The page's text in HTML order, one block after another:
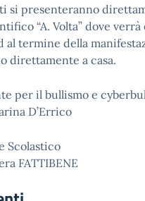
si presenteranno
“A. Volta” dove
al termine della
direttamente a casa.
per il bullismo e
D’Errico
Scolastico
FATTIBENE